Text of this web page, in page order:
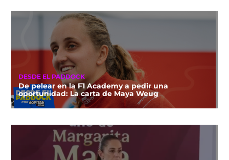
DESDE EL PADDOCK
De pelear en la F1 Academy a pedir una
oportunidad: La carta de Maya Weug